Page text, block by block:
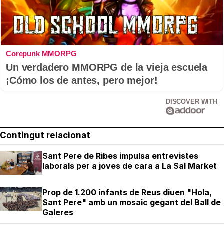
Corepunk MMORPG
Un verdadero MMORPG de la vieja escuela
¡Cómo los de antes, pero mejor!
DISCOVER WITH
Contingut relacionat
Sant Pere de Ribes impulsa entrevistes
laborals per a joves de cara a La Sal Market
Prop de 1.200 infants de Reus diuen "Hola,
Sant Pere" amb un mosaic gegant del Ball de
Galeres